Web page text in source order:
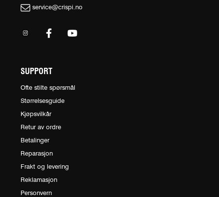
service@crispi.no
SUPPORT
Ofte stilte spørsmål
Størrelsesguide
Kjøpsvilkår
Retur av ordre
Betalinger
Reparasjon
Frakt og levering
Reklamasjon
Personvern